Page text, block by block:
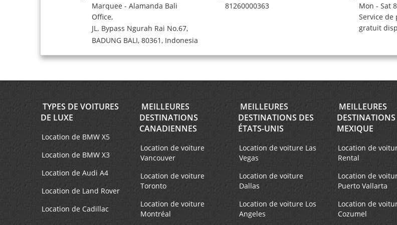
Marquee - Alamanda Bali
Office,
JL. Bypass Ngurah Rai No.67,
BADUNG BALI, 80361, Indonesia
81260000363
Mon - Sat
Service de
gratuit
TYPES DE VOITURES
DE LUXE
Location de BMW X5
Location de BMW X3
Location de Audi A4
Location de Land Rover
Location de Cadillac
MEILLEURES
DESTINATIONS
CANADIENNES
Location de voiture
Vancouver
Location de voiture
Toronto
Location de voiture
Montréal
MEILLEURES
DESTINATIONS DES
ÉTATS-UNIS
Location de voiture Las
Vegas
Location de voiture
Dallas
Location de voiture Los
Angeles
MEILLEURES
MEXIQUE
Location de
Rental
Location de
Puerto Vallarta
Location de
Cozumel